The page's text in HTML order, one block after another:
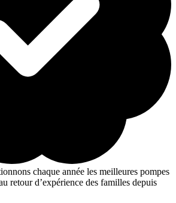
chaque année les meilleures pompes
retour d’expérience des familles depuis